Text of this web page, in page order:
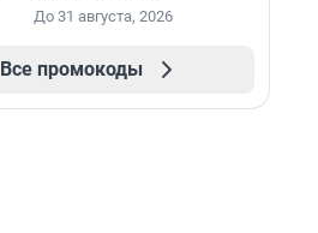
До 31 августа, 2026
Все промокоды